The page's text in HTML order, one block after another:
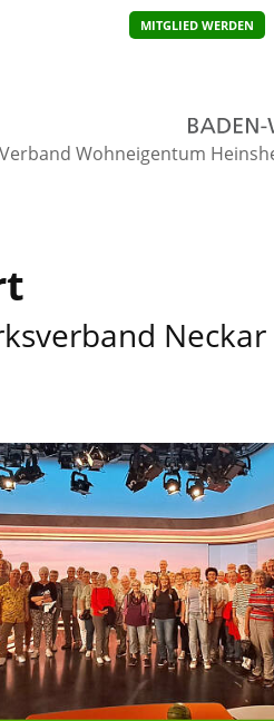
MITGLIED WERDEN
Verband Wohneigentum
Neckar